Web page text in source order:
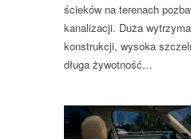
ścieków na terenach
kanalizacji. Duża
konstrukcji, wysoka
długa żywotność…